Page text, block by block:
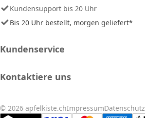
Kundensupport bis 20 Uhr
Bis 20 Uhr bestellt, morgen geliefert*
Kundenservice
Kontaktiere uns
© 2026 apfelkiste.chImpressumDatenschutz